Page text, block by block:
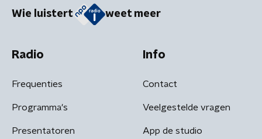
Wie luistert weet meer
Radio
Frequenties
Programma's
Presentatoren
Info
Contact
Veelgestelde vragen
App de studio